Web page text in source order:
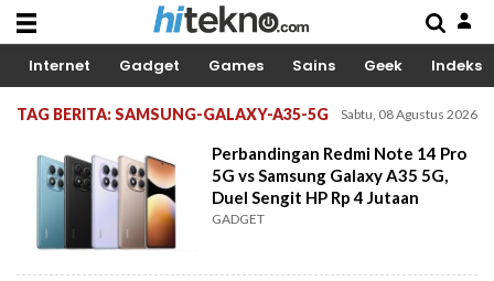
Internet Gadget Games Sains Geek Indeks
TAG BERITA: SAMSUNG-GALAXY-A35-5G Sabtu, 08 Agustus 2026
Perbandingan Redmi Note 14 Pro
5G vs Samsung Galaxy A35 5G,
Duel Sengit HP Rp 4 Jutaan
GADGET